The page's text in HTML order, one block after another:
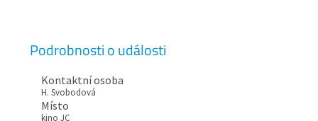
Podrobnosti o události
Kontaktní osoba
H. Svobodová
Místo
kino JC